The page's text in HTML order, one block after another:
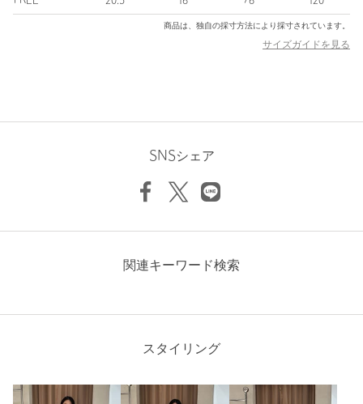
ど、気候の良い地域から素材を調達し、尊敬するアーティストや
職人と服作りを行っています。
そんな多様性がヒントとなり、気楽なシルエット、特注プリン
場合は、使用前に必ずご確認ください。
※商品画像は、光の当たり具合やパソコンなどの閲覧環境によ
ご了承ください。
商品は、独自の採寸方法により採寸されています。
サイズガイドを見る
SNSシェア
関連キーワード検索
スタイリング